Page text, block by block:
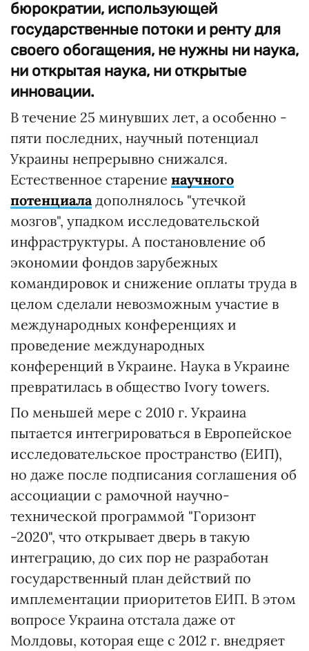
бюрократии, использующей
государственные потоки и ренту для
своего обогащения, не нужны ни наука,
ни открытая наука, ни открытые
инновации.
В течение 25 минувших лет, а особенно -
пяти последних, научный потенциал
Украины непрерывно снижался.
Естественное старение научного
потенциаладополнялось "утечкой
мозгов", упадком исследовательской
инфраструктуры. А постановление об
экономии фондов зарубежных
командировок и снижение оплаты труда в
целом сделали невозможным участие в
международных конференциях и
проведение международных
конференций в Украине. Наука в Украине
превратилась в общество Ivory towers.
По меньшей мере с 2010 г. Украина
пытается интегрироваться в Европейское
исследовательское пространство (ЕИП),
но даже после подписания соглашения об
ассоциации с рамочной научно-
технической программой "Горизонт
-2020", что открывает дверь в такую
интеграцию, до сих пор не разработан
государственный план действий по
имплементации приоритетов ЕИП. В этом
вопросе Украина отстала даже от
Молдовы, которая еще с 2012 г. внедряет